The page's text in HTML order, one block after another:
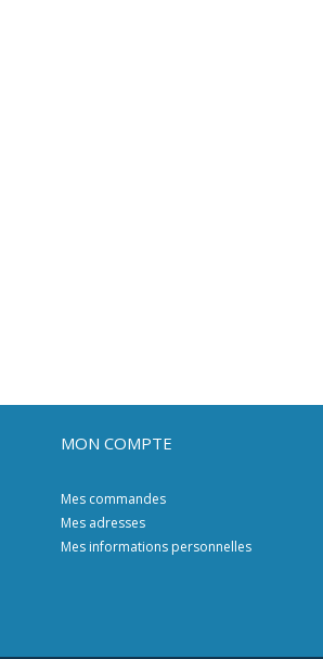
MON COMPTE
Mes commandes
Mes adresses
Mes informations personnelles